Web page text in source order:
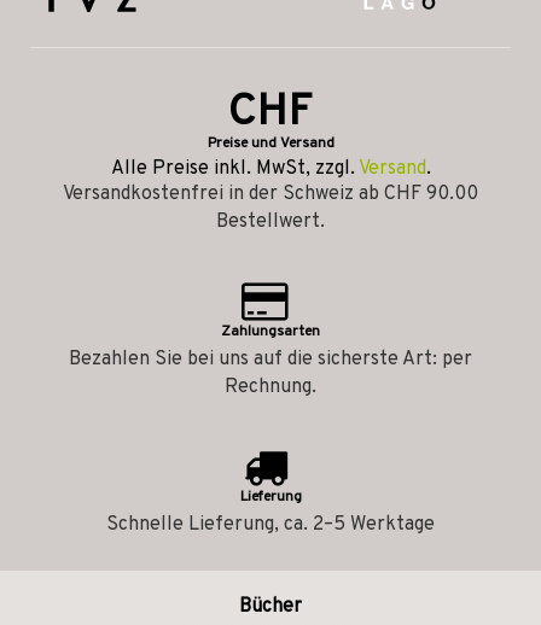
CHF
Preise und Versand
Alle Preise inkl. MwSt, zzgl. Versand.
Versandkostenfrei in der Schweiz ab CHF 90.00
Bestellwert.
Zahlungsarten
Bezahlen Sie bei uns auf die sicherste Art: per
Rechnung.
Lieferung
Schnelle Lieferung, ca. 2–5 Werktage
Bücher